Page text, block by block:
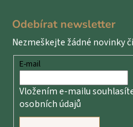
Odebírat newsletter
Nezmeškejte žádné novinky
E-mail
Vložením e-mailu
osobních údajů